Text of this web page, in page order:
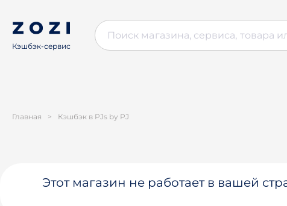
Кэшбэк-сервис
Главная > Кэшбэк в PJs by PJ
Этот магазин не работает в вашей